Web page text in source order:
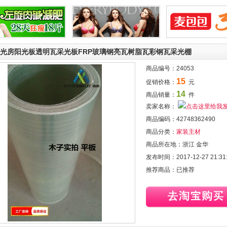
房阳光板透明瓦采光板FRP玻璃钢亮瓦树脂瓦彩钢瓦采光棚
商品编号： 24053
促销价格： 15 元
商品销量： 14 件
卖家名称：
商品编码： 42748362490
商品分类： 家装主材
商品所在地： 浙江 金华
发布时间： 2017-12-27
推荐商品： 已推荐